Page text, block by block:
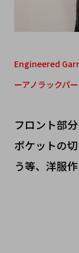
Engineered
ーアノラックパ
フロント部
ポケットの
う等、洋服